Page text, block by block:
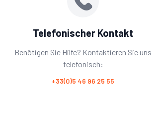
Telefonischer Kontakt
Benötigen Sie Hilfe? Kontaktieren Sie uns
telefonisch:
+33(0)5 46 96 25 55